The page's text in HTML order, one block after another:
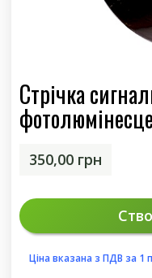
Стрічка
350,00 грн
Ціна вказана з ПДВ за 1